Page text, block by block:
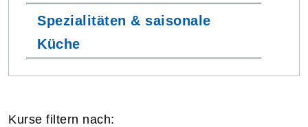
Spezialitäten & saisonale
Küche
Kurse filtern nach: